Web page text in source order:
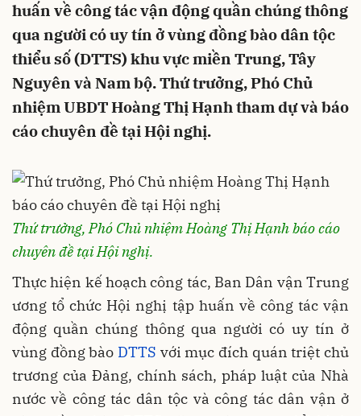
huấn về công tác vận động quần chúng thông
qua người có uy tín ở vùng đồng bào dân tộc
thiểu số (DTTS) khu vực miền Trung, Tây
Nguyên và Nam bộ. Thứ trưởng, Phó Chủ
nhiệm UBDT Hoàng Thị Hạnh tham dự và báo
cáo chuyên đề tại Hội nghị.
Thứ trưởng, Phó Chủ nhiệm Hoàng Thị Hạnh báo cáo
chuyên đề tại Hội nghị.
Thực hiện kế hoạch công tác, Ban Dân vận Trung
ương tổ chức Hội nghị tập huấn về công tác vận
động quần chúng thông qua người có uy tín ở
vùng đồng bào DTTS với mục đích quán triệt chủ
trương của Đảng, chính sách, pháp luật của Nhà
nước về công tác dân tộc và công tác dân vận ở